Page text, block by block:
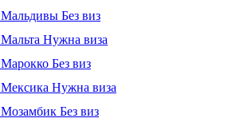
Мальдивы Без виз
Мальта Нужна виза
Марокко Без виз
Мексика Нужна виза
Мозамбик Без виз